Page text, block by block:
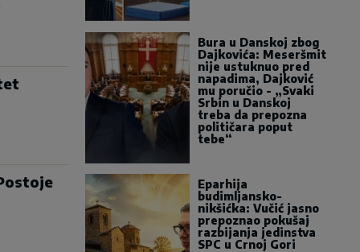
Bura u Danskoj zbog
Dajkovića: Meseršmit
nije ustuknuo pred
napadima, Dajković
mu poručio - „Svaki
Srbin u Danskoj
treba da prepozna
političara poput
tebe“
Eparhija
budimljansko-
nikšićka: Vučić jasno
prepoznao pokušaj
razbijanja jedinstva
SPC u Crnoj Gori